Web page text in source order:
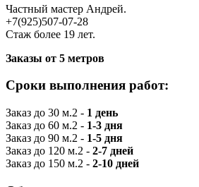
Частный мастер Андрей.
+7(925)507-07-28
Стаж более 19 лет.
Заказы от 5 метров
Сроки выполнения работ:
Заказ до 30 м.2 - 1 день
Заказ до 60 м.2 - 1-3 дня
Заказ до 90 м.2 - 1-5 дня
Заказ до 120 м.2 - 2-7 дней
Заказ до 150 м.2 - 2-10 дней